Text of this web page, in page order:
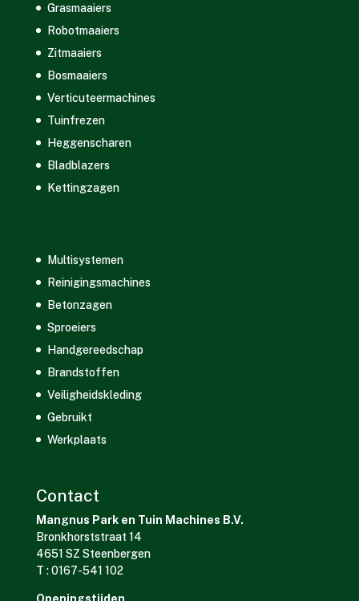
Grasmaaiers
Robotmaaiers
Zitmaaiers
Bosmaaiers
Verticuteermachines
Tuinfrezen
Heggenscharen
Bladblazers
Kettingzagen
Multisystemen
Reinigingsmachines
Betonzagen
Sproeiers
Handgereedschap
Brandstoffen
Veiligheidskleding
Gebruikt
Werkplaats
Contact
Mangnus Park en Tuin Machines B.V.
Bronkhorststraat 14
4651 SZ Steenbergen
T : 0167-541 102